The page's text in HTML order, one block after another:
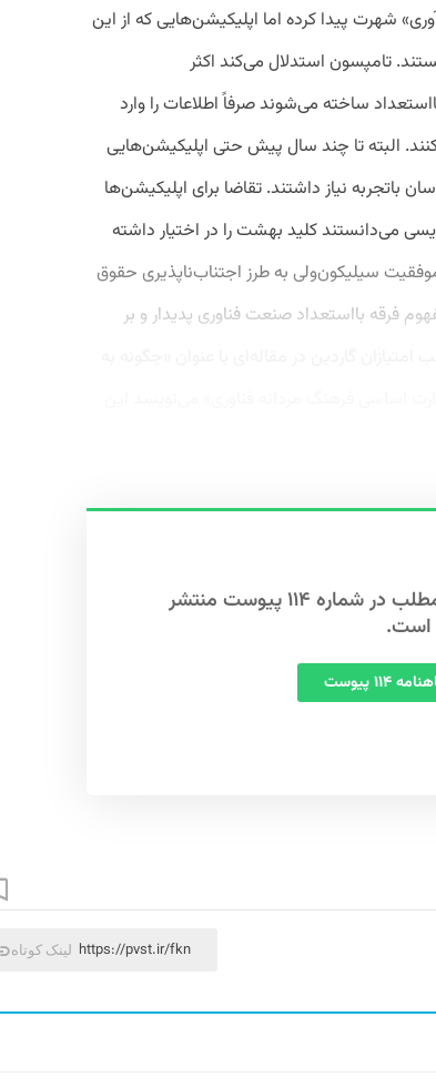
شهرت پیدا کرده اما اپلیکیشن‌هایی که از این
تامپسون استدلال می‌کند اکثر
ساخته می‌شوند صرفاً اطلاعات را وارد
البته تا چند سال پیش حتی اپلیکیشن‌هایی
باتجربه نیاز داشتند. تقاضا برای اپلیکیشن‌ها
می‌دانستند کلید بهشت را در اختیار داشته
سیلیکون‌ولی به طرز اجتناب‌ناپذیری حقوق
فرقه بااستعداد صنعت فناوری پدیدار و بر
این مطلب در شماره ۱۱۴ پیوست منتشر
۱۱۴ پیوست
لینک کوتاه https://pvst.ir/fkn